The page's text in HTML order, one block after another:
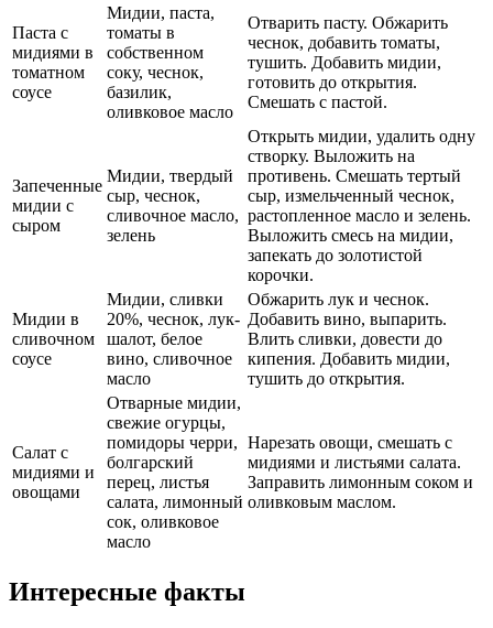
Паста с
мидиями в
томатном
соусе
Мидии, паста,
томаты в
собственном
соку, чеснок,
базилик,
оливковое масло
Отварить пасту. Обжарить
чеснок, добавить томаты,
тушить. Добавить мидии,
готовить до открытия.
Смешать с пастой.
Запеченные
мидии с
сыром
Мидии, твердый
сыр, чеснок,
сливочное масло,
зелень
Открыть мидии, удалить одну
створку. Выложить на
противень. Смешать тертый
сыр, измельченный чеснок,
растопленное масло и зелень.
Выложить смесь на мидии,
запекать до золотистой
корочки.
Мидии в
сливочном
соусе
Мидии, сливки
20%, чеснок, лук-
шалот, белое
вино, сливочное
масло
Обжарить лук и чеснок.
Добавить вино, выпарить.
Влить сливки, довести до
кипения. Добавить мидии,
тушить до открытия.
Салат с
мидиями и
овощами
Отварные мидии,
свежие огурцы,
помидоры черри,
болгарский
перец, листья
салата, лимонный
сок, оливковое
масло
Нарезать овощи, смешать с
мидиями и листьями салата.
Заправить лимонным соком и
оливковым маслом.
Интересные факты